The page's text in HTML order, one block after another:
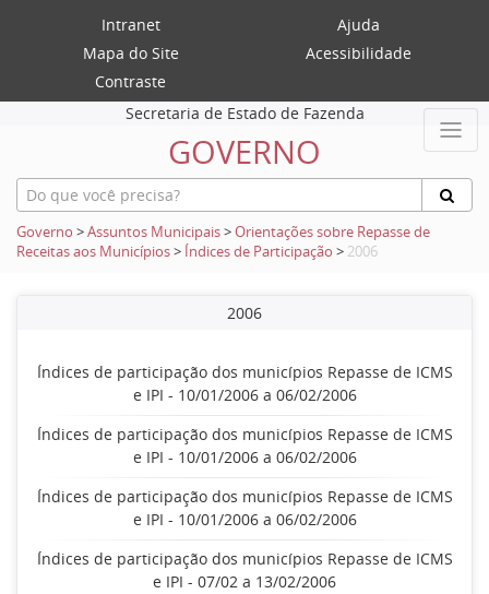
Intranet
Ajuda
Mapa do Site
Acessibilidade
Contraste
Secretaria de Estado de Fazenda
GOVERNO
Governo >Assuntos Municipais>Orientações sobre Repasse de
Receitas aos Municípios> Índices de Participação > 2006
2006
Índices de participação dos municípios Repasse de ICMS
e IPI - 10/01/2006 a 06/02/2006
Índices de participação dos municípios Repasse de ICMS
e IPI - 10/01/2006 a 06/02/2006
Índices de participação dos municípios Repasse de ICMS
e IPI - 10/01/2006 a 06/02/2006
Índices de participação dos municípios Repasse de ICMS
e IPI - 07/02 a 13/02/2006